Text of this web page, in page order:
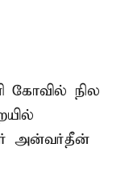
கோவில் நில
அன்வர்தீன்